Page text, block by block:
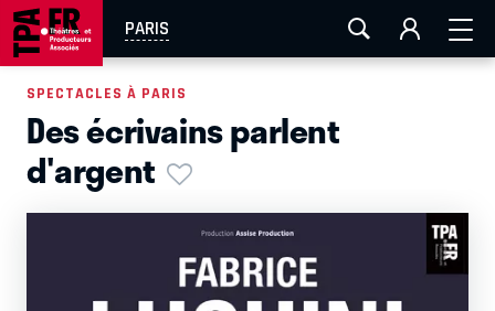
PARIS
AIX-MARSEILLE LA ROCHELLE
EN TOURNÉE
SPECTACLES À PARIS
Des écrivains parlent
d'argent